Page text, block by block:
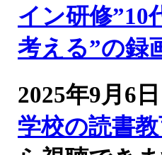
イン研修”10
考える”の録
2025年9月
学校の読書